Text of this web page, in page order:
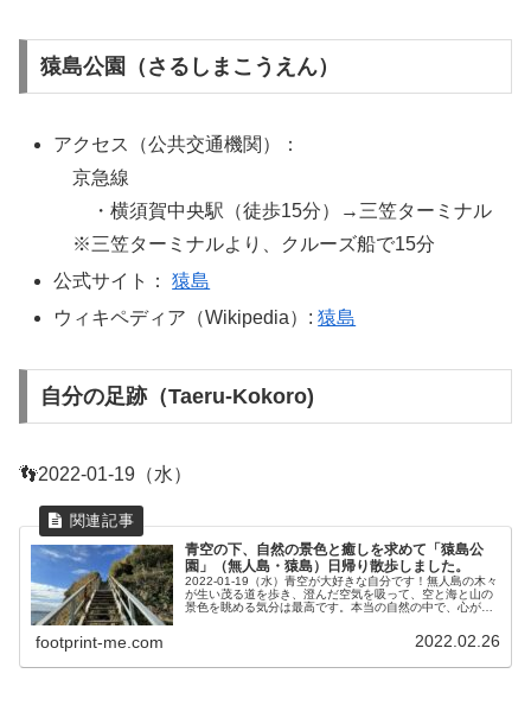
猿島公園（さるしまこうえん）
アクセス（公共交通機関）：
京急線
・横須賀中央駅（徒歩15分）→三笠ターミナル
※三笠ターミナルより、クルーズ船で15分
公式サイト：猿島
ウィキペディア（Wikipedia）:猿島
自分の足跡（Taeru-Kokoro)
👣2022-01-19（水）
青空の下、自然の景色と癒しを求めて「猿島公
園」（無人島・猿島）日帰り散歩しました。
2022-01-19（水）青空が大好きな自分です！無人島の木々
が生い茂る道を歩き、澄んだ空気を吸って、空と海と山の
景色を眺める気分は最高です。本当の自然の中で、心が奪
footprint-me.com 2022.02.26